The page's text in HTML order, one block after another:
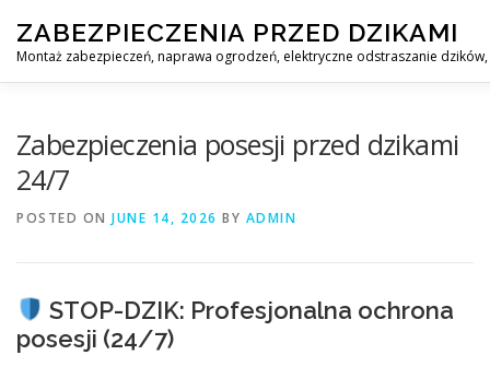
content
ZABEZPIECZENIA PRZED DZIKAMI
Montaż zabezpieczeń, naprawa ogrodzeń, elektryczne odstraszanie
Zabezpieczenia posesji przed dzikami
24/7
POSTED ON JUNE 14, 2026 BY ADMIN
STOP-DZIK: Profesjonalna ochrona
posesji (24/7)